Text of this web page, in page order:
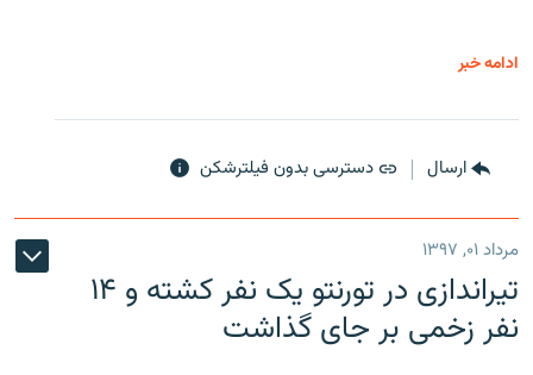
ادامه خبر
ارسال دسترسی بدون فیلترشکن
مرداد ۰۱, ۱۳۹۷
تیراندازی در تورنتو یک نفر کشته و ۱۴
نفر زخمی بر جای گذاشت